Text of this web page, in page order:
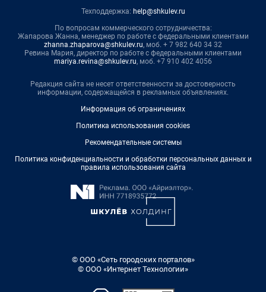
Техподдержка: help@shkulev.ru
По вопросам коммерческого сотрудничества:
Жапарова Жанна, менеджер по работе с федеральными клиентами
zhanna.zhaparova@shkulev.ru, моб. + 7 982 640 34 32
Ревина Мария, директор по работе с федеральными клиентами
mariya.revina@shkulev.ru, моб. +7 910 402 4056
Редакция сайта не несет ответственности за достоверность
информации, содержащейся в рекламных объявлениях.
Информация об ограничениях
Политика использования cookies
Рекомендательные системы
Политика конфиденциальности и обработки персональных данных и
правила использования сайта
© ООО «Сеть городских порталов»
© ООО «Интернет Технологии»